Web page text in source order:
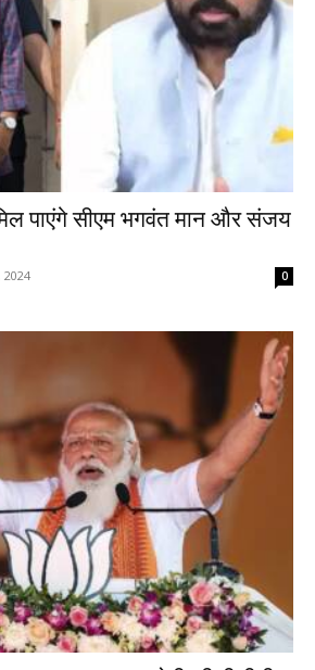
पाएंगे सीएम भगवंत मान और संजय
2024 0